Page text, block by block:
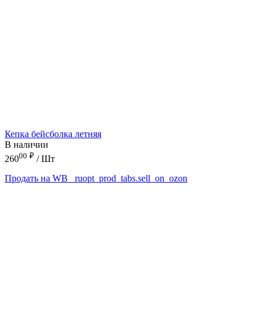
Кепка бейсболка летняя
В наличии
26000 ₽ / Шт
Продать на WB
_ruopt_prod_tabs.sell_on_ozon